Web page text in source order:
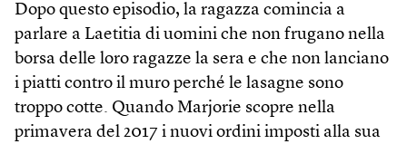
Dopo questo episodio, la ragazza comincia a
parlare a Laetitia di uomini che non frugano nella
borsa delle loro ragazze la sera e che non lanciano
i piatti contro il muro perché le lasagne sono
troppo cotte. Quando Marjorie scopre nella
primavera del 2017 i nuovi ordini imposti alla sua